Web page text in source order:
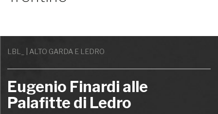
LBL_ | ALTO GARDA E LEDRO
Eugenio Finardi alle
Palafitte di Ledro